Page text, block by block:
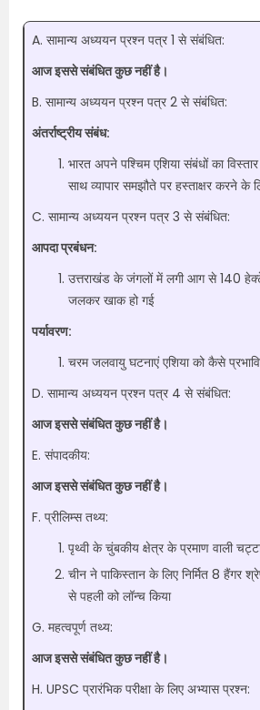
A. सामान्य अध्ययन प्रश्न पत्र 1 से संबंधित:
आज इससे संबंधित कुछ नहीं है।
B. सामान्य अध्ययन प्रश्न पत्र 2 से संबंधित:
अंतर्राष्ट्रीय संबंध:
भारत अपने पश्चिम एशिया संबंधों का
साथ व्यापार समझौते पर हस्ताक्षर करने के
C. सामान्य अध्ययन प्रश्न पत्र 3 से संबंधित:
आपदा प्रबंधन:
उत्तराखंड के जंगलों में लगी आग से 140
जलकर खाक हो गई
पर्यावरण:
चरम जलवायु घटनाएं एशिया को कैसे
D. सामान्य अध्ययन प्रश्न पत्र 4 से संबंधित:
आज इससे संबंधित कुछ नहीं है।
E. संपादकीय:
आज इससे संबंधित कुछ नहीं है।
F. प्रीलिम्स तथ्य:
पृथ्वी के चुंबकीय क्षेत्र के प्रमाण वाली
चीन ने पाकिस्तान के लिए निर्मित 8 हैंगर
से पहली को लॉन्च किया
G. महत्वपूर्ण तथ्य:
आज इससे संबंधित कुछ नहीं है।
H. UPSC प्रारंभिक परीक्षा के लिए अभ्यास प्रश्न: